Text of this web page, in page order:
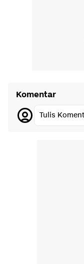
Komentar
Tulis